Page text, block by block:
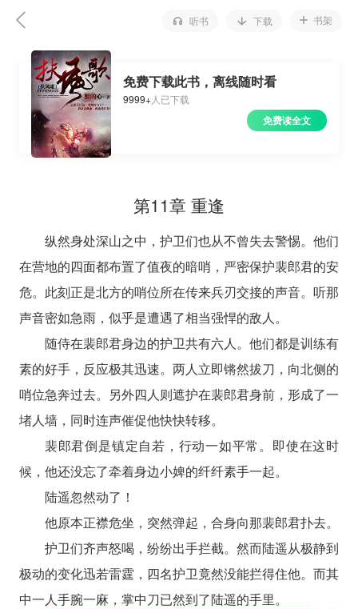
听书 下载 书架
免费下载此书，离线随时看
9999+人已下载
免费读全文
第11章 重逢
纵然身处深山之中，护卫们也从不曾失去警惕。他们
在营地的四面都布置了值夜的暗哨，严密保护裴郎君的安
危。此刻正是北方的哨位所在传来兵刃交接的声音。听那
声音密如急雨，似乎是遭遇了相当强悍的敌人。
随侍在裴郎君身边的护卫共有六人。他们都是训练有
素的好手，反应极其迅速。两人立即锵然拔刀，向北侧的
哨位急奔过去。另外四人则遮护在裴郎君身前，形成了一
堵人墙，同时连声催促他快快转移。
裴郎君倒是镇定自若，行动一如平常。即使在这时
候，他还没忘了牵着身边小婢的纤纤素手一起。
陆遥忽然动了！
他原本正襟危坐，突然弹起，合身向那裴郎君扑去。
护卫们齐声怒喝，纷纷出手拦截。然而陆遥从极静到
极动的变化迅若雷霆，四名护卫竟然没能拦得住他。而其
中一人手腕一麻，掌中刀已然到了陆遥的手里。